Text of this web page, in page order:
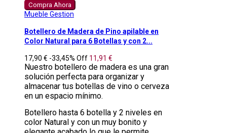
Compra Ahora
Mueble Gestion
Botellero de Madera de Pino apilable en
Color Natural para 6 Botellas y con 2...
17,90 € -33,45% Off 11,91 €
Nuestro botellero de madera es una gran
solución perfecta para organizar y
almacenar tus botellas de vino o cerveza
en un espacio mínimo.
Botellero hasta 6 botella y 2 niveles en
color Natural y con un muy bonito y